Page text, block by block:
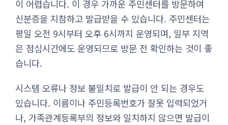
이 어렵습니다. 이 경우 가까운 주민센터를 방문하여
신분증을 지참하고 발급받을 수 있습니다. 주민센터는
평일 오전 9시부터 오후 6시까지 운영되며, 일부 지역
은 점심시간에도 운영되므로 방문 전 확인하는 것이 좋
습니다.
시스템 오류나 정보 불일치로 발급이 안 되는 경우도
있습니다. 이름이나 주민등록번호가 잘못 입력되었거
나, 가족관계등록부의 정보와 일치하지 않으면 발급이